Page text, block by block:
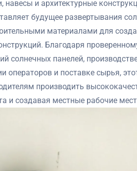
и архитектурные
будущее развертывания
материалами для
Благодаря
солнечных панелей,
операторов и поставке сырья,
производить
и создавая местные рабочие